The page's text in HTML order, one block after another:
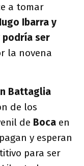
a tomar
Ibarra y
podría ser
la novena
Battaglia
de los
de Boca en
y esperan
para ser